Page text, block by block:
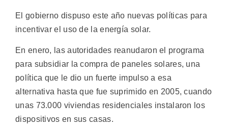
El gobierno dispuso este año nuevas políticas para
incentivar el uso de la energía solar.
En enero, las autoridades reanudaron el programa
para subsidiar la compra de paneles solares, una
política que le dio un fuerte impulso a esa
alternativa hasta que fue suprimido en 2005, cuando
unas 73.000 viviendas residenciales instalaron los
dispositivos en sus casas.